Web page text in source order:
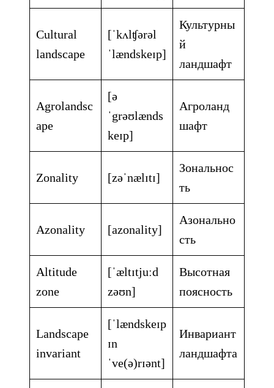
Cultural
landscape
[ˈkʌlʧərəl
ˈlændskeɪp]
Культурны
й
ландшафт
Agrolandsc
ape
[ə
ˈgrəʊlænds
keɪp]
Агроланд
шафт
Zonality [zəˈnælɪtɪ]
Зональнос
ть
Azonality [azonality]
Азонально
сть
Altitude
zone
[ˈæltɪtjuːd
zəʊn]
Высотная
поясность
Landscape
invariant
[ˈlændskeɪp
ɪn
ˈve(ə)rɪənt]
Инвариант
ландшафта